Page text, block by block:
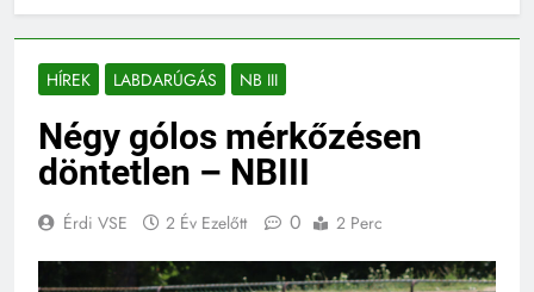
HÍREK LABDARÚGÁS NB III
Négy gólos mérkőzésen
döntetlen – NBIII
Érdi VSE 2 Év Ezelőtt 0 2 Perc